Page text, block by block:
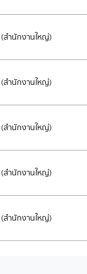
สำนักงานใหญ่)
สำนักงานใหญ่)
สำนักงานใหญ่)
สำนักงานใหญ่)
สำนักงานใหญ่)